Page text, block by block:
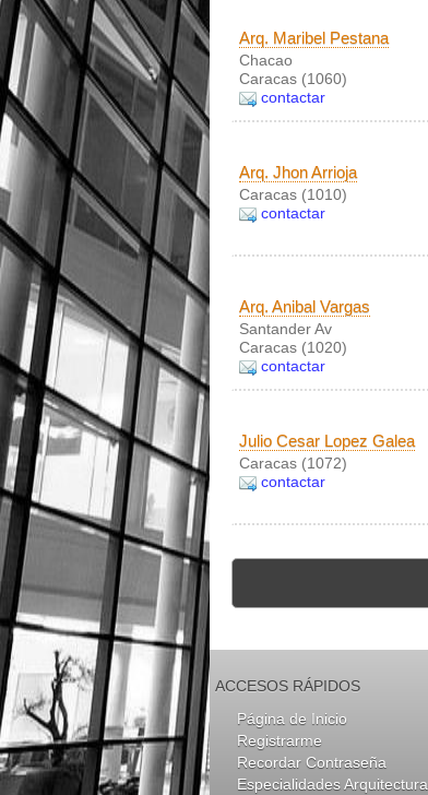
Arq. Maribel Pestana
Chacao
Caracas (1060)
contactar
Arq. Jhon Arrioja
Caracas (1010)
contactar
Arq. Anibal Vargas
Santander Av
Caracas (1020)
contactar
Julio Cesar Lopez Galea
Caracas (1072)
contactar
ACCESOS RÁPIDOS
Página de Inicio
Registrarme
Recordar Contraseña
Especialidades Arquitectura